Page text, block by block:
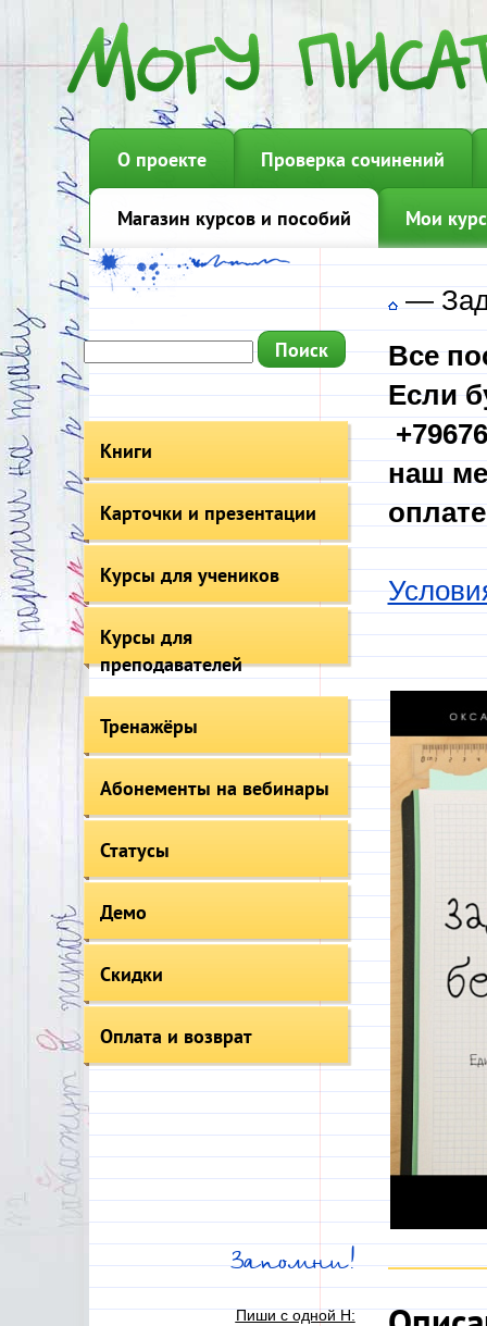
О проекте Проверка сочинений
Магазин курсов и пособий Мои
Книги
Карточки и презентации
Курсы для учеников
Курсы для
преподавателей
Тренажёры
Абонементы на вебинары
Статусы
Демо
Скидки
Оплата и возврат
Запомни!
Пиши с одной Н:
—
Все
Если
наш